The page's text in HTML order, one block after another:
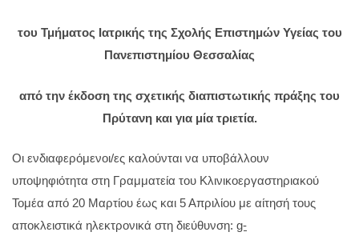
του Τμήματος Ιατρικής της Σχολής Επιστημών Υγείας του
Πανεπιστημίου Θεσσαλίας
από την έκδοση της σχετικής διαπιστωτικής πράξης του
Πρύτανη και για μία τριετία.
Οι ενδιαφερόμενοι/ες καλούνται να υποβάλλουν
υποψηφιότητα στη Γραμματεία του Κλινικοεργαστηριακού
Τομέα από 20 Μαρτίου έως και 5 Απριλίου με αίτησή τους
αποκλειστικά ηλεκτρονικά στη διεύθυνση: g-